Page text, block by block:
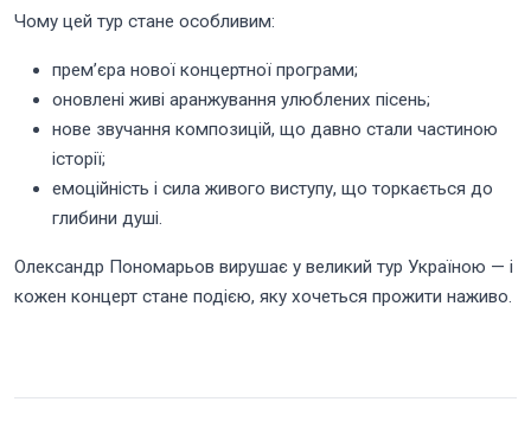
Чому цей тур стане особливим:
прем’єра нової концертної програми;
оновлені живі аранжування улюблених пісень;
нове звучання композицій, що давно стали частиною
історії;
емоційність і сила живого виступу, що торкається до
глибини душі.
Олександр Пономарьов вирушає у великий тур Україною — і
кожен концерт стане подією, яку хочеться прожити наживо.